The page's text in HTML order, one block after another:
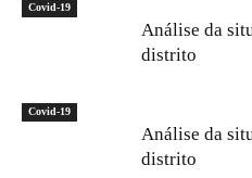
Covid-19
Análise da
distrito
Covid-19
Análise da
distrito